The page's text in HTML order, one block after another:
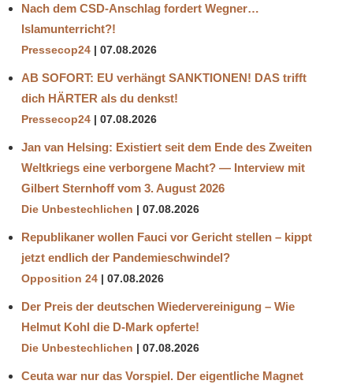
Nach dem CSD-Anschlag fordert Wegner…
Islamunterricht?!
Pressecop24 07.08.2026
AB SOFORT: EU verhängt SANKTIONEN! DAS trifft
dich HÄRTER als du denkst!
Pressecop24 07.08.2026
Jan van Helsing: Existiert seit dem Ende des Zweiten
Weltkriegs eine verborgene Macht? — Interview mit
Gilbert Sternhoff vom 3. August 2026
Die Unbestechlichen 07.08.2026
Republikaner wollen Fauci vor Gericht stellen – kippt
jetzt endlich der Pandemieschwindel?
Opposition 24 07.08.2026
Der Preis der deutschen Wiedervereinigung – Wie
Helmut Kohl die D‑Mark opferte!
Die Unbestechlichen 07.08.2026
Ceuta war nur das Vorspiel. Der eigentliche Magnet